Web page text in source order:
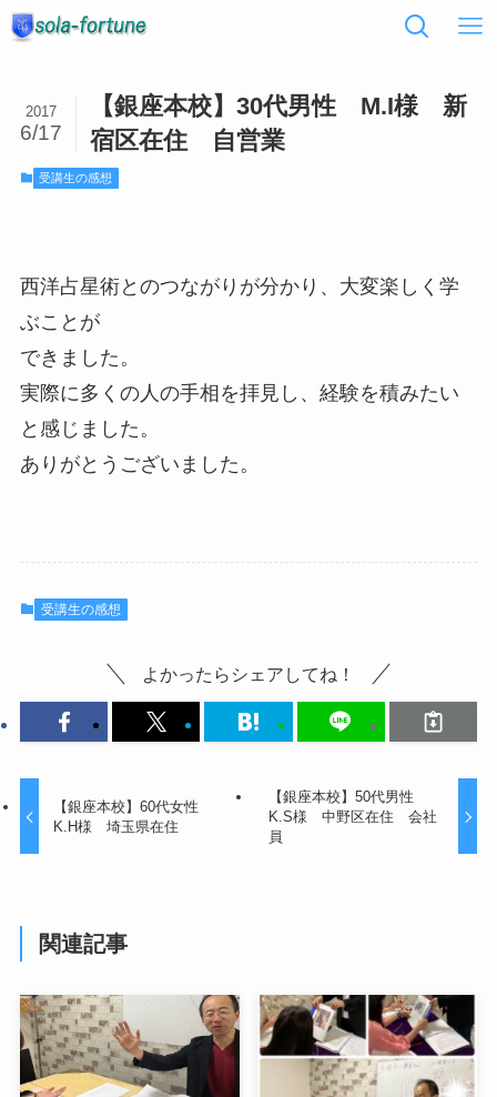
【銀座本校】30代男性 M.I様 新
宿区在住 自営業
2017
6/17
受講生の感想
西洋占星術とのつながりが分かり、大変楽しく学
ぶことが
できました。
実際に多くの人の手相を拝見し、経験を積みたい
と感じました。
ありがとうございました。
受講生の感想
よかったらシェアしてね！
【銀座本校】60代女性
K.H様 埼玉県在住
【銀座本校】50代男性
K.S様 中野区在住 会社
員
関連記事